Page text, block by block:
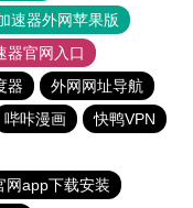
速器外网苹果版
器官网入口
器
外网网址导航
哔咔漫画
快鸭VPN
网app下载安装